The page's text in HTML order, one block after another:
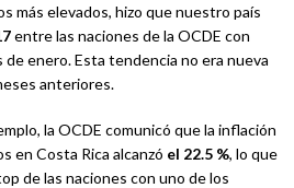
más elevados, hizo que nuestro país
entre las naciones de la OCDE con
enero. Esta tendencia no era nueva
anteriores.
la OCDE comunicó que la inflación
en Costa Rica alcanzó el 22.5 %, lo que
de las naciones con uno de los